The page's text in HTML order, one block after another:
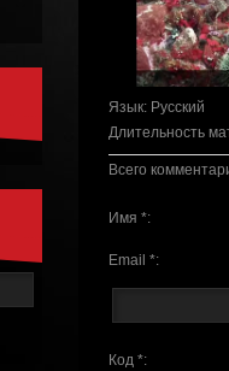
Язык: Русский
Длительность
Всего
Имя *:
Email *:
Код *: